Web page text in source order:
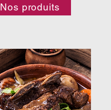
Nos produits